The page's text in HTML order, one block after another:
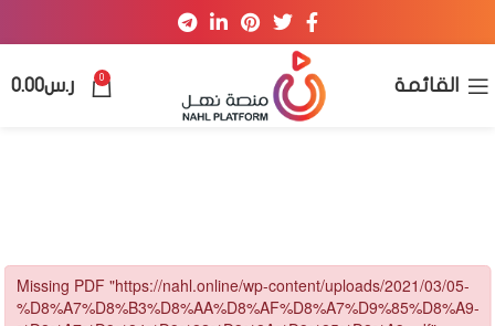
القائمة 0 ر.س0.00